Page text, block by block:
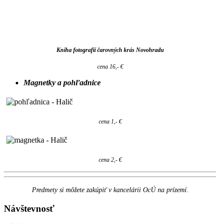
Kniha fotografií čarovných krás Novohradu
cena 16,- €
Magnetky a pohľadnice
cena 1,- €
cena 2,- €
Predmety si môžete zakúpiť v kancelárii OcÚ na prízemí.
Návštevnosť